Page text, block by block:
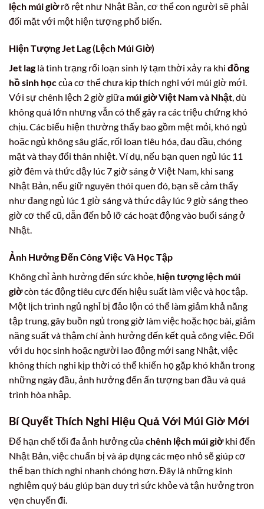
lệch múi giờrõ rệt như Nhật Bản, cơ thể con người sẽ phải
đối mặt với một hiện tượng phổ biến.
Hiện Tượng Jet Lag (Lệch Múi Giờ)
Jet laglà tình trạng rối loạn sinh lý tạm thời xảy ra khi đồng
hồ sinh họccủa cơ thể chưa kịp thích nghi với múi giờ mới.
Với sự chênh lệch 2 giờ giữa múi giờ Việt Nam và Nhật, dù
không quá lớn nhưng vẫn có thể gây ra các triệu chứng khó
chịu. Các biểu hiện thường thấy bao gồm mệt mỏi, khó ngủ
hoặc ngủ không sâu giấc, rối loạn tiêu hóa, đau đầu, chóng
mặt và thay đổi thân nhiệt. Ví dụ, nếu bạn quen ngủ lúc 11
giờ đêm và thức dậy lúc 7 giờ sáng ở Việt Nam, khi sang
Nhật Bản, nếu giữ nguyên thói quen đó, bạn sẽ cảm thấy
như đang ngủ lúc 1 giờ sáng và thức dậy lúc 9 giờ sáng theo
giờ cơ thể cũ, dẫn đến bỏ lỡ các hoạt động vào buổi sáng ở
Nhật.
Ảnh Hưởng Đến Công Việc Và Học Tập
Không chỉ ảnh hưởng đến sức khỏe, hiện tượng lệch múi
giờcòn tác động tiêu cực đến hiệu suất làm việc và học tập.
Một lịch trình ngủ nghỉ bị đảo lộn có thể làm giảm khả năng
tập trung, gây buồn ngủ trong giờ làm việc hoặc học bài, giảm
năng suất và thậm chí ảnh hưởng đến kết quả công việc. Đối
với du học sinh hoặc người lao động mới sang Nhật, việc
không thích nghi kịp thời có thể khiến họ gặp khó khăn trong
những ngày đầu, ảnh hưởng đến ấn tượng ban đầu và quá
trình hòa nhập.
Bí Quyết Thích Nghi Hiệu Quả Với Múi Giờ Mới
Để hạn chế tối đa ảnh hưởng củachênh lệch múi giờkhi đến
Nhật Bản, việc chuẩn bị và áp dụng các mẹo nhỏ sẽ giúp cơ
thể bạn thích nghi nhanh chóng hơn. Đây là những kinh
nghiệm quý báu giúp bạn duy trì sức khỏe và tận hưởng trọn
vẹn chuyến đi.